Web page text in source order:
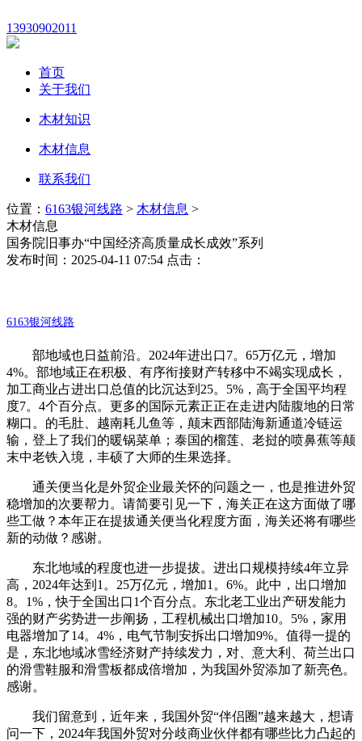
13930902011
首页
关于我们
木材知识
木材信息
联系我们
位置： 6163银河线路 > 木材信息 >
木材信息
国务院旧事办“中国经济高质量成长成效”系列
发布时间：2025-04-11 07:54 点击：
6163银河线路
部地域也日益前沿。2024年进出口7。65万亿元，增加
4%。部地域正在积极、有序衔接财产转移中不竭实现成长，
加工商业占进出口总值的比沉达到25。5%，高于全国平均程
度7。4个百分点。更多的国际元素正正在走进内陆腹地的日常
糊口。的毛肚、越南耗儿鱼等，颠末西部陆海新通道冷链运
输，登上了我们的暖锅菜单；泰国的榴莲、老挝的喷鼻蕉等颠
末中老铁入境，丰硕了大师的生果选择。
通关便当化是外贸企业最关怀的问题之一，也是推进外贸
稳增加的次要帮力。请简要引见一下，海关正在这方面做了哪
些工做？本年正在提拔通关便当化程度方面，海关还将有哪些
新的动做？感谢。
东北地域的程度也进一步提拔。进出口规模持续4年立异
高，2024年达到1。25万亿元，增加1。6%。此中，出口增加
8。1%，快于全国出口1个百分点。东北老工业出产研发能力
强的财产劣势进一步阐扬，工程机械出口增加10。5%，家用
电器增加了14。4%，电气节制安拆出口增加9%。值得一提的
是，东北地域冰雪经济财产持续发力，对、意大利、荷兰出口
的滑雪鞋服和滑雪板都成倍增加，为我国外贸添加了新亮色。
感谢。
我们留意到，近年来，我国外贸“伴侣圈”越来越大，想请
问一下，2024年我国外贸对分歧商业伙伴都有哪些比力凸起的